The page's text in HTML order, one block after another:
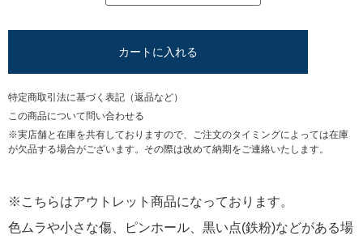
カートに入れる
特定商取引法に基づく表記（返品など）
この商品について問い合わせる
※実店舗と在庫を共有しておりますので、ご注文のタイミングによっては在庫
が欠品する場合がございます。その際は改めて納期をご連絡いたします。
※こちらはアウトレット商品になっております。
色ムラや小さな傷、ピンホール、黒い点(鉄粉)などがある場